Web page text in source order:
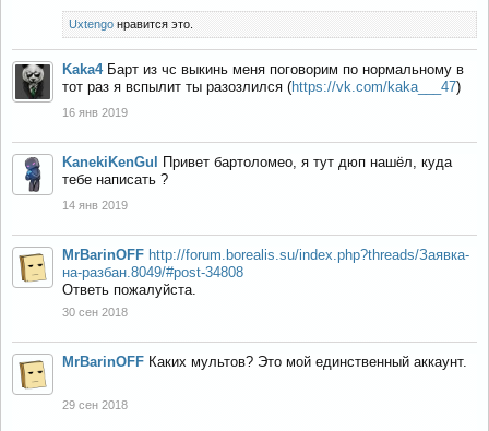
Uxtengo нравится это.
Kaka4 Барт из чс выкинь меня поговорим по нормальному в
тот раз я вспылит ты разозлился (https://vk.com/kaka___47)
16 янв 2019
KanekiKenGul
Привет бартоломео, я тут дюп нашёл, куда
тебе написать ?
14 янв 2019
MrBarinOFF http://forum.borealis.su/index.php?threads/Заявка-
на-разбан.8049/#post-34808
Ответь пожалуйста.
30 сен 2018
MrBarinOFF Каких мультов? Это мой единственный аккаунт.
29 сен 2018